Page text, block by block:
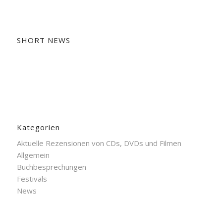
SHORT NEWS
Kategorien
Aktuelle Rezensionen von CDs, DVDs und Filmen
Allgemein
Buchbesprechungen
Festivals
News